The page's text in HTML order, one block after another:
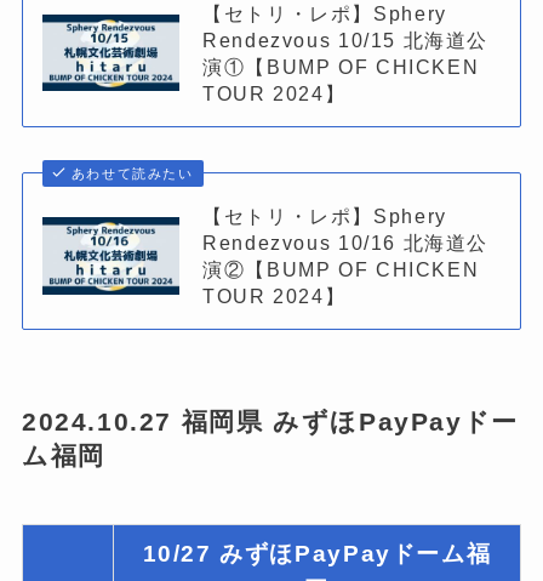
【セトリ・レポ】Sphery
Rendezvous 10/15 北海道公
演①【BUMP OF CHICKEN
TOUR 2024】
あわせて読みたい
【セトリ・レポ】Sphery
Rendezvous 10/16 北海道公
演②【BUMP OF CHICKEN
TOUR 2024】
2024.10.27 福岡県 みずほPayPayドー
ム福岡
10/27 みずほPayPayドーム福